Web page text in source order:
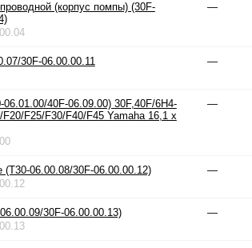
(корпус помпы) (30F-
—
30F-06.00.00.11
—
40F-06.09.00) 30F,40F/6H4-
F25/F30/F40/F45 Yamaha 16,1 x
—
(T30-06.00.08/30F-06.00.00.12)
—
30F-06.00.00.13)
—